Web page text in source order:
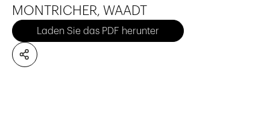
MONTRICHER, WAADT
Laden Sie das PDF herunter